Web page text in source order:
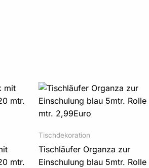
mtr.
Tischdekoration
Tischläufer Organza zur
Einschulung blau 5mtr. Rolle